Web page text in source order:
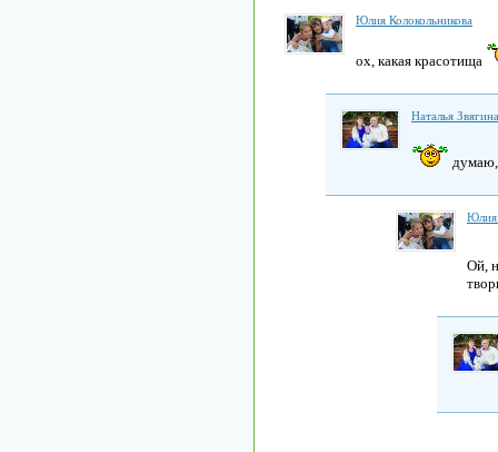
Юлия Колокольникова
ох, какая красотища
Наталья
думаю,
Юлия
Ой,